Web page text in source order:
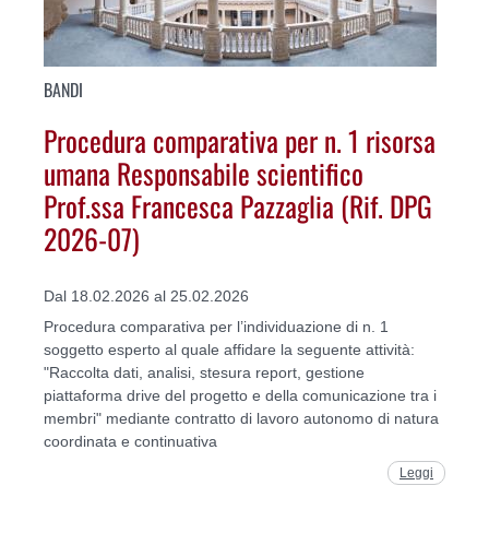
BANDI
Procedura comparativa per n. 1 risorsa
umana Responsabile scientifico
Prof.ssa Francesca Pazzaglia (Rif. DPG
2026-07)
Dal 18.02.2026 al 25.02.2026
Procedura comparativa per l’individuazione di n. 1
soggetto esperto al quale affidare la seguente attività:
"Raccolta dati, analisi, stesura report, gestione
piattaforma drive del progetto e della comunicazione tra i
membri" mediante contratto di lavoro autonomo di natura
coordinata e continuativa
Leggi